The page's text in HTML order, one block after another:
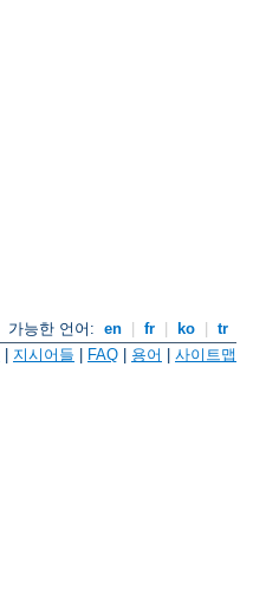
가능한 언어: en fr ko
tr
지시어들 FAQ 용어 사이트맵